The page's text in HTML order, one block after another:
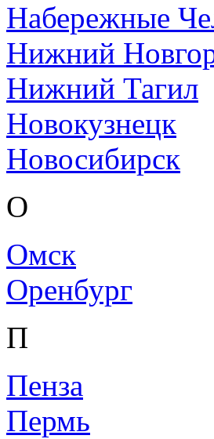
Набережные
Нижний
Нижний Тагил
Новокузнецк
Новосибирск
О
Омск
Оренбург
П
Пенза
Пермь